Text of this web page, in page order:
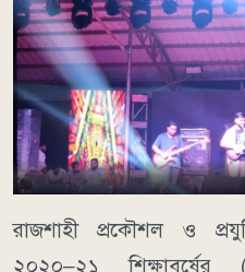
রাজশাহী প্রকৌশল ও
২০২০–২১ শিক্ষাবর্ষের